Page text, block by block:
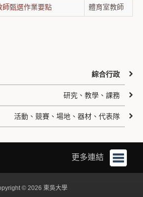
師甄選作業要點 體育室教師
綜合行政
研究、教學、課務
活動、競賽、場地、器材、代表隊
更多連結
© 2026 東吳大學